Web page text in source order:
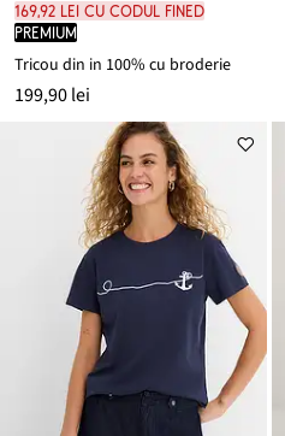
169,92 lei cu codul FINED
PREMIUM
Tricou din in 100% cu broderie
199,90 lei